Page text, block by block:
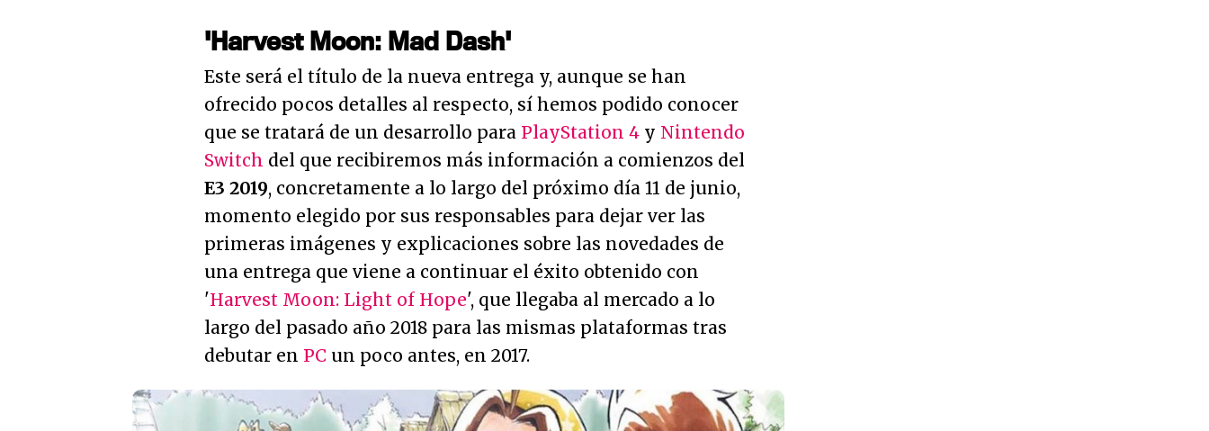
'Harvest Moon: Mad Dash'
Este será el título de la nueva entrega y, aunque se han
ofrecido pocos detalles al respecto, sí hemos podido conocer
que se tratará de un desarrollo para PlayStation 4 y Nintendo
Switch del que recibiremos más información a comienzos del
E3 2019, concretamente a lo largo del próximo día 11 de junio,
momento elegido por sus responsables para dejar ver las
primeras imágenes y explicaciones sobre las novedades de
una entrega que viene a continuar el éxito obtenido con
'Harvest Moon: Light of Hope', que llegaba al mercado a lo
largo del pasado año 2018 para las mismas plataformas tras
debutar en PC un poco antes, en 2017.